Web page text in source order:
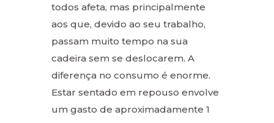
todos afeta, mas principalmente
aos que, devido ao seu trabalho,
passam muito tempo na sua
cadeira sem se deslocarem. A
diferença no consumo é enorme.
Estar sentado em repouso envolve
um gasto de aproximadamente 1